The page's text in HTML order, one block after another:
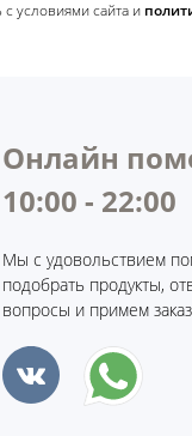
условиями сайта и
Онлайн
10:00 - 22:00
Мы с удовольствием
подобрать продукты,
вопросы и примем